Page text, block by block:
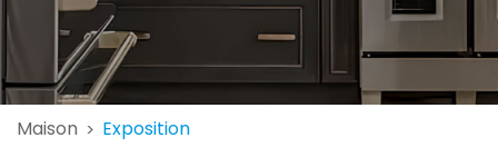
Maison > Exposition